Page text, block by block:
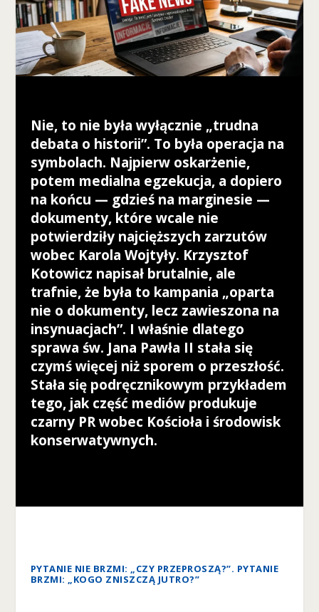
Nie, to nie była wyłącznie „trudna
debata o historii”. To była operacja na
symbolach. Najpierw oskarżenie,
potem medialna egzekucja, a dopiero
na końcu — gdzieś na marginesie —
dokumenty, które wcale nie
potwierdziły najcięższych zarzutów
wobec Karola Wojtyły. Krzysztof
Kotowicz napisał brutalnie, ale
trafnie, że była to kampania „oparta
nie o dokumenty, lecz zawieszona na
insynuacjach”. I właśnie dlatego
sprawa św. Jana Pawła II stała się
czymś więcej niż sporem o przeszłość.
Stała się podręcznikowym przykładem
tego, jak część mediów produkuje
czarny PR wobec Kościoła i środowisk
konserwatywnych.
PYTANIE NIE BRZMI: „CZY PRZEPROSZĄ?”. PYTANIE
BRZMI: „KOGO ZNISZCZĄ JUTRO?”
Te pliki cookie
nie są
opcjonalne. Są
one potrzebne
funkcjonowania
S
t
a
t
y
s
t
y
k
A
b
y
ś
m
y
m
o
gl
i
n
k